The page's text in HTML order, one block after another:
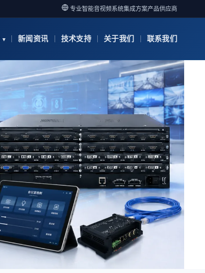
专业智能音视频系统集成方案产品供应商
新闻资讯 技术支持 关于我们 联系我们